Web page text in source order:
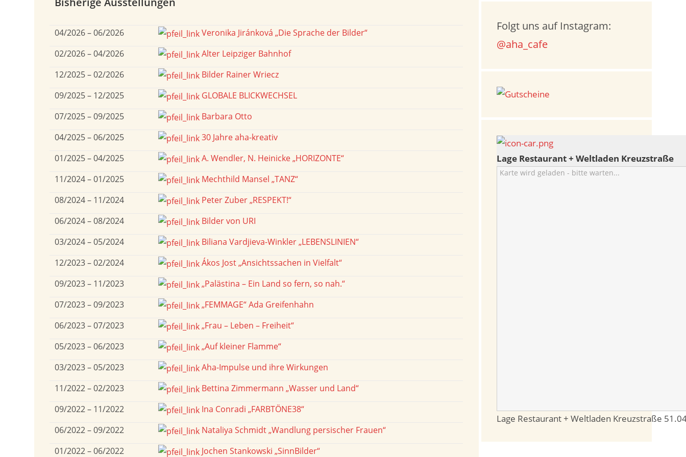
04/2026 – 06/2026
Veronika Jiránková „Die Sprache der Bilder“
02/2026 – 04/2026
Alter Leipziger Bahnhof
12/2025 – 02/2026
Bilder Rainer Wriecz
09/2025 – 12/2025
GLOBALE BLICKWECHSEL
07/2025 – 09/2025
Barbara Otto
04/2025 – 06/2025
30 Jahre aha-kreativ
01/2025 – 04/2025
A. Wendler, N. Heinicke „HORIZONTE“
11/2024 – 01/2025
Mechthild Mansel „TANZ“
08/2024 – 11/2024
Peter Zuber „RESPEKT!“
06/2024 – 08/2024
Bilder von URI
03/2024 – 05/2024
Biliana Vardjieva-Winkler „LEBENSLINIEN“
12/2023 – 02/2024
Ákos Jost „Ansichtssachen in Vielfalt“
09/2023 – 11/2023
„Palästina – Ein Land so fern, so nah.“
07/2023 – 09/2023
„FEMMAGE“ Ada Greifenhahn
06/2023 – 07/2023
„Frau – Leben – Freiheit“
05/2023 – 06/2023
„Auf kleiner Flamme“
03/2023 – 05/2023
Aha-Impulse und ihre Wirkungen
11/2022 – 02/2023
Bettina Zimmermann „Wasser und Land“
09/2022 – 11/2022
Ina Conradi „FARBTÖNE38“
06/2022 – 09/2022
Nataliya Schmidt „Wandlung persischer Frauen“
01/2022 – 06/2022
Jochen Stankowski „SinnBilder“
Folgt uns auf Instagram:
@aha_cafe
Lage Restaurant + Weltladen Kreuzstraße
Karte wird geladen - bitte warten...
Lage Restaurant + Weltladen Kreuzstraße